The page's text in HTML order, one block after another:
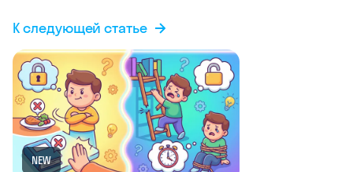
К следующей статье
NEW